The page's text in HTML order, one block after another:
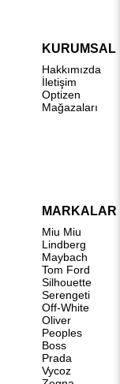
KURUMSAL
Hakkımızda
İletişim
Optizen
Mağazaları
MARKALAR
Miu Miu
Lindberg
Maybach
Tom Ford
Silhouette
Serengeti
Off-White
Oliver
Peoples
Boss
Prada
Vycoz